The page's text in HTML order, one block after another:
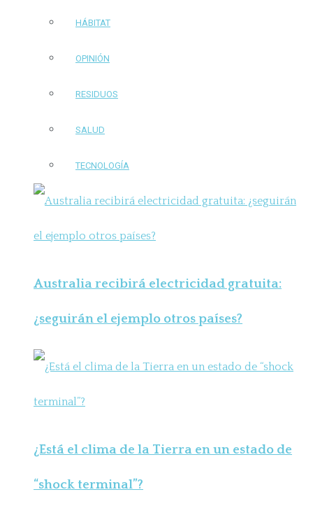
HÁBITAT
OPINIÓN
RESIDUOS
SALUD
TECNOLOGÍA
Australia recibirá electricidad gratuita:
¿seguirán el ejemplo otros países?
¿Está el clima de la Tierra en un estado de
“shock terminal”?